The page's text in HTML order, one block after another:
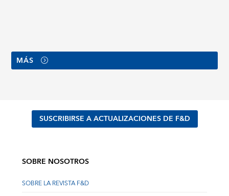
MÁS
SUSCRIBIRSE A ACTUALIZACIONES DE F&D
SOBRE NOSOTROS
SOBRE LA REVISTA F&D